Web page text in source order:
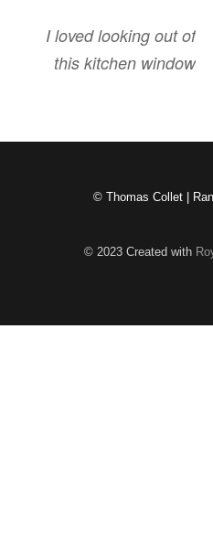
I loved looking out of
this kitchen window
© Thomas Collet |
© 2023 Created with